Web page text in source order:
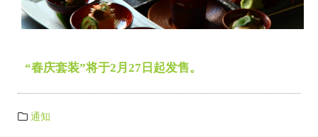
“春庆套装”将于2月27日起发售。
通知